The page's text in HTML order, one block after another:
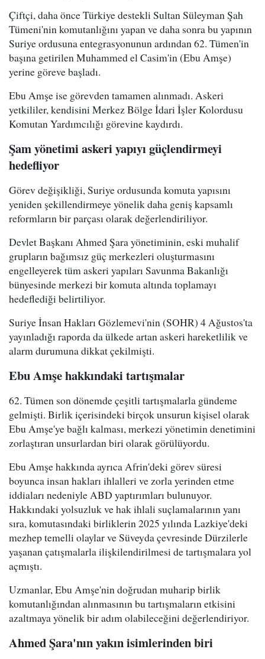
Çiftçi, daha önce Türkiye destekli Sultan Süleyman Şah
Tümeni'nin komutanlığını yapan ve daha sonra bu yapının
Suriye ordusuna entegrasyonunun ardından 62. Tümen'in
başına getirilen Muhammed el Casim'in (Ebu Amşe)
yerine göreve başladı.
Ebu Amşe ise görevden tamamen alınmadı. Askeri
yetkililer, kendisini Merkez Bölge İdari İşler Kolordusu
Komutan Yardımcılığı görevine kaydırdı.
Şam yönetimi askeri yapıyı güçlendirmeyi
hedefliyor
Görev değişikliği, Suriye ordusunda komuta yapısını
yeniden şekillendirmeye yönelik daha geniş kapsamlı
reformların bir parçası olarak değerlendiriliyor.
Devlet Başkanı Ahmed Şara yönetiminin, eski muhalif
grupların bağımsız güç merkezleri oluşturmasını
engelleyerek tüm askeri yapıları Savunma Bakanlığı
bünyesinde merkezi bir komuta altında toplamayı
hedeflediği belirtiliyor.
Suriye İnsan Hakları Gözlemevi'nin (SOHR) 4 Ağustos'ta
yayınladığı raporda da ülkede artan askeri hareketlilik ve
alarm durumuna dikkat çekilmişti.
Ebu Amşe hakkındaki tartışmalar
62. Tümen son dönemde çeşitli tartışmalarla gündeme
gelmişti. Birlik içerisindeki birçok unsurun kişisel olarak
Ebu Amşe'ye bağlı kalması, merkezi yönetimin denetimini
zorlaştıran unsurlardan biri olarak görülüyordu.
Ebu Amşe hakkında ayrıca Afrin'deki görev süresi
boyunca insan hakları ihlalleri ve zorla yerinden etme
iddiaları nedeniyle ABD yaptırımları bulunuyor.
Hakkındaki yolsuzluk ve hak ihlali suçlamalarının yanı
sıra, komutasındaki birliklerin 2025 yılında Lazkiye'deki
mezhep temelli olaylar ve Süveyda çevresinde Dürzilerle
yaşanan çatışmalarla ilişkilendirilmesi de tartışmalara yol
açmıştı.
Uzmanlar, Ebu Amşe'nin doğrudan muharip birlik
komutanlığından alınmasının bu tartışmaların etkisini
azaltmaya yönelik bir adım olabileceğini değerlendiriyor.
Ahmed Şara'nın yakın isimlerinden biri